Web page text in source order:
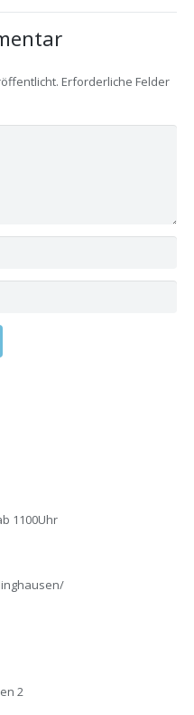
Erforderliche Felder
1100Uhr
TTV Kneblinghausen/
Meiste-
2